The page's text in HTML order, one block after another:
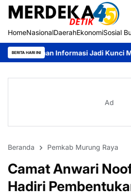
HomeNasionalDaerahEkonomiSosial
BERITA HARI INI
Informasi Jadi Kunci Membangun
Ad
Beranda Pemkab Murung Raya
Camat Anwari
Hadiri